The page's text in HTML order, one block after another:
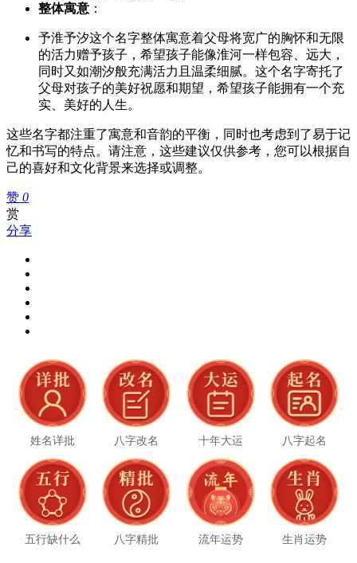
整体寓意 ‌：
予淮予汐这个名字整体寓意着父母将宽广的胸怀和无限
的活力赠予孩子，希望孩子能像淮河一样包容、远大，
同时又如潮汐般充满活力且温柔细腻。这个名字寄托了
父母对孩子的美好祝愿和期望，希望孩子能拥有一个充
实、美好的人生。
这些名字都注重了寓意和音韵的平衡，同时也考虑到了易于记
忆和书写的特点。请注意，这些建议仅供参考，您可以根据自
己的喜好和文化背景来选择或调整。
赞 0
赏
分享
姓名详批 八字改名 十年大运 八字起名
五行缺什么 八字精批 流年运势 生肖运势